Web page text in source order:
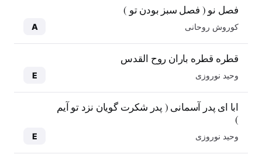
فصل نو ( فصل سبز بودن تو )
کوروش روحانی A
قطره قطره باران روح القدس
وحید نوروزی E
ابا ای پدر آسمانی ( پدر شکرت گویان نزد تو آیم
)
وحید نوروزی E